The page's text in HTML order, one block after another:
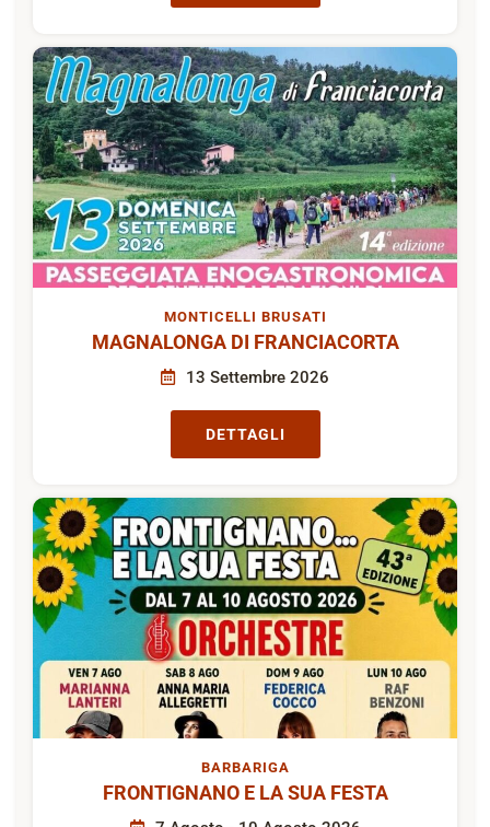
MONTICELLI BRUSATI
MAGNALONGA DI FRANCIACORTA
13 Settembre 2026
DETTAGLI
BARBARIGA
FRONTIGNANO E LA SUA FESTA